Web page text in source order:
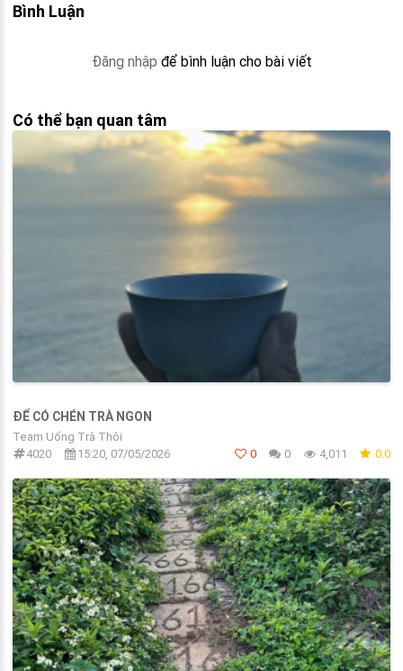
Bình Luận
Đăng nhập để bình luận cho bài viết
Có thể bạn quan tâm
ĐỂ CÓ CHÉN TRÀ NGON
Team Uống Trà Thôi
4020
15:20, 07/05/2026 0 0 4,011 0.0